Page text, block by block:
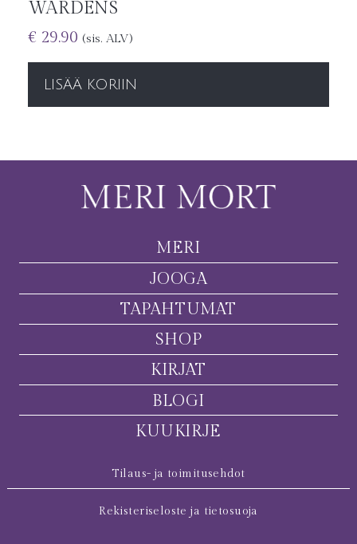
WARDENS
€ 29.90 (sis. ALV)
LISÄÄ KORIIN
MERI
JOOGA
TAPAHTUMAT
SHOP
KIRJAT
BLOGI
KUUKIRJE
Tilaus- ja toimitusehdot
Rekisteriseloste ja tietosuoja